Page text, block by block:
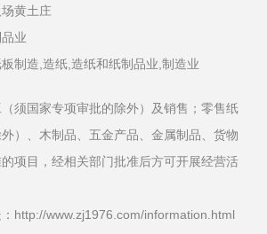
黄土庄
业
制造,造纸,造纸和纸制品业,制造业
须国家专项审批的除外）及销售；零售纸
）、木制品、五金产品、金属制品、货物
项目，经相关部门批准后方可开展经营活
http://www.zj1976.com/information.html